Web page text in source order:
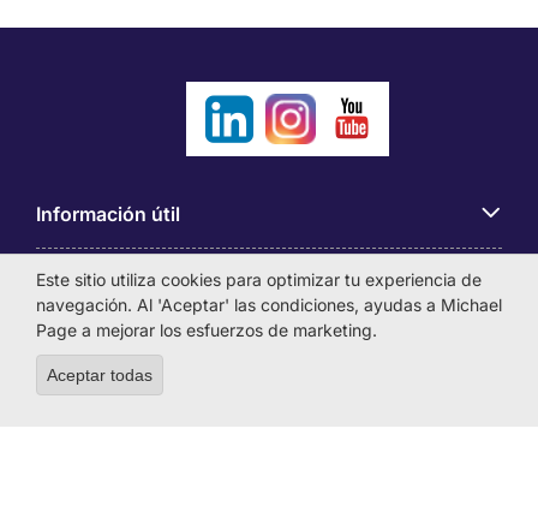
Información útil
Búsqueda de empleo
Empresas
Este sitio utiliza cookies para optimizar tu experiencia de
navegación. Al 'Aceptar' las condiciones, ayudas a Michael
Page a mejorar los esfuerzos de marketing.
Aceptar todas